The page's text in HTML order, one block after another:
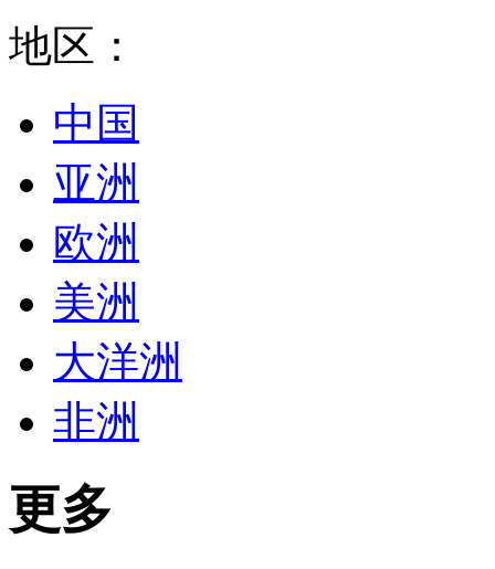
地区：
中国
亚洲
欧洲
美洲
大洋洲
非洲
更多